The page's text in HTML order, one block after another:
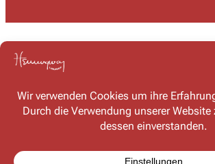
Kontakt
Haben Sie Fragen oder möchten Sie mit
treten? Schreiben Sie uns – wir freuen
Kontaktformular